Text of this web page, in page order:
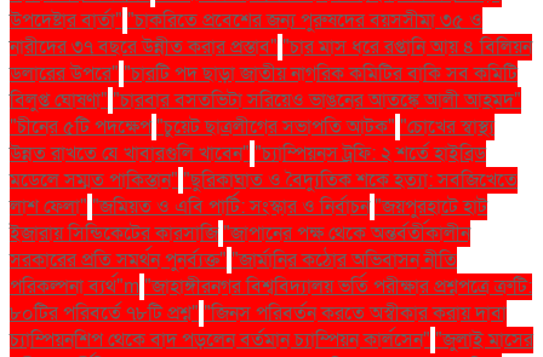
উপদেষ্টার বার্তা" "চাকরিতে প্রবেশের জন্য পুরুষদের বয়সসীমা ৩৫ ও
নারীদের ৩৭ বছরে উন্নীত করার প্রস্তাব" "চার মাস ধরে রপ্তানি আয় ৪ বিলিয়ন
ডলারের উপরে" "চারটি পদ ছাড়া জাতীয় নাগরিক কমিটির বাকি সব কমিটি
বিলুপ্ত ঘোষণা" "চারবার বসতভিটা সরিয়েও ভাঙনের আতঙ্কে আলী আহমদ"
"চীনের ৫টি পদক্ষেপ"চুয়েট ছাত্রলীগের সভাপতি আটক" "চোখের স্বাস্থ্য
উন্নত রাখতে যে খাবারগুলি খাবেন" "চ্যাম্পিয়নস ট্রফি: ২ শর্তে হাইব্রিড
মডেলে সম্মত পাকিস্তান" "ছুরিকাঘাত ও বৈদ্যুতিক শকে হত্যা: সবজিখেতে
লাশ ফেলা" "জমিয়ত ও এবি পার্টি: সংস্কার ও নির্বাচন"জয়পুরহাটে হাট
ইজারায় সিন্ডিকেটের কারসাজি"জাপানের পক্ষ থেকে অন্তর্বর্তীকালীন
সরকারের প্রতি সমর্থন পুনর্ব্যক্ত" "জার্মানির কঠোর অভিবাসন নীতি
পরিকল্পনা ব্যর্থ"m"জাহাঙ্গীরনগর বিশ্ববিদ্যালয় ভর্তি পরীক্ষার প্রশ্নপত্রে ত্রুটি:
৮০টির পরিবর্তে ৭৮টি প্রশ্ন" "জিনস পরিবর্তন করতে অস্বীকার করায় দাবা
চ্যাম্পিয়নশিপ থেকে বাদ পড়লেন বর্তমান চ্যাম্পিয়ন কার্লসেন" "জুলাই মাসের